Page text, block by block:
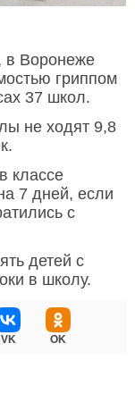
в Воронеже
гриппом
37 школ.
не ходят 9,8
классе
7 дней, если
с
детей с
в школу.
VK OK